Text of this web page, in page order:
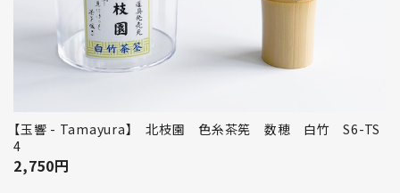
【玉響 - Tamayura】 北枝園 色糸茶筅 数穂 白竹 S6-TS
4
2,750円